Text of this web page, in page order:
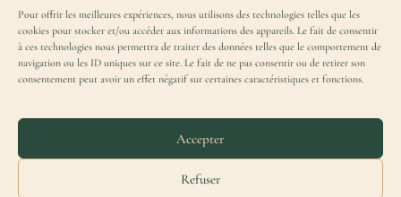
Pour offrir les meilleures expériences, nous utilisons des technologies telles que les
cookies pour stocker et/ou accéder aux informations des appareils. Le fait de consentir
à ces technologies nous permettra de traiter des données telles que le comportement de
navigation ou les ID uniques sur ce site. Le fait de ne pas consentir ou de retirer son
consentement peut avoir un effet négatif sur certaines caractéristiques et fonctions.
Accepter
Refuser
J'accepte de recevoir la Missive Magique et j'ai lu lapolitique de